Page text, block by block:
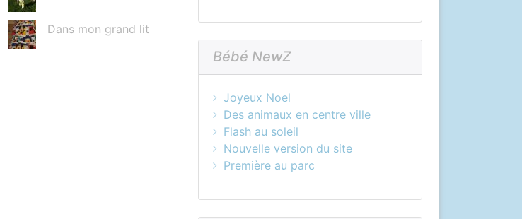
Dans mon grand lit
Bébé NewZ
Joyeux Noel
Des animaux en centre ville
Flash au soleil
Nouvelle version du site
Première au parc